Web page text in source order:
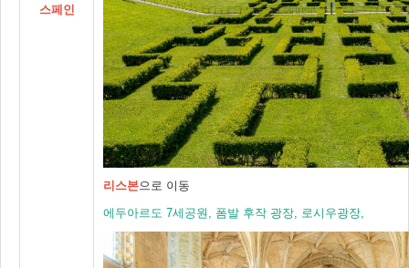
스페인
리스본으로 이동
에두아르도 7세공원, 폼발 후작 광장, 로시우광장,